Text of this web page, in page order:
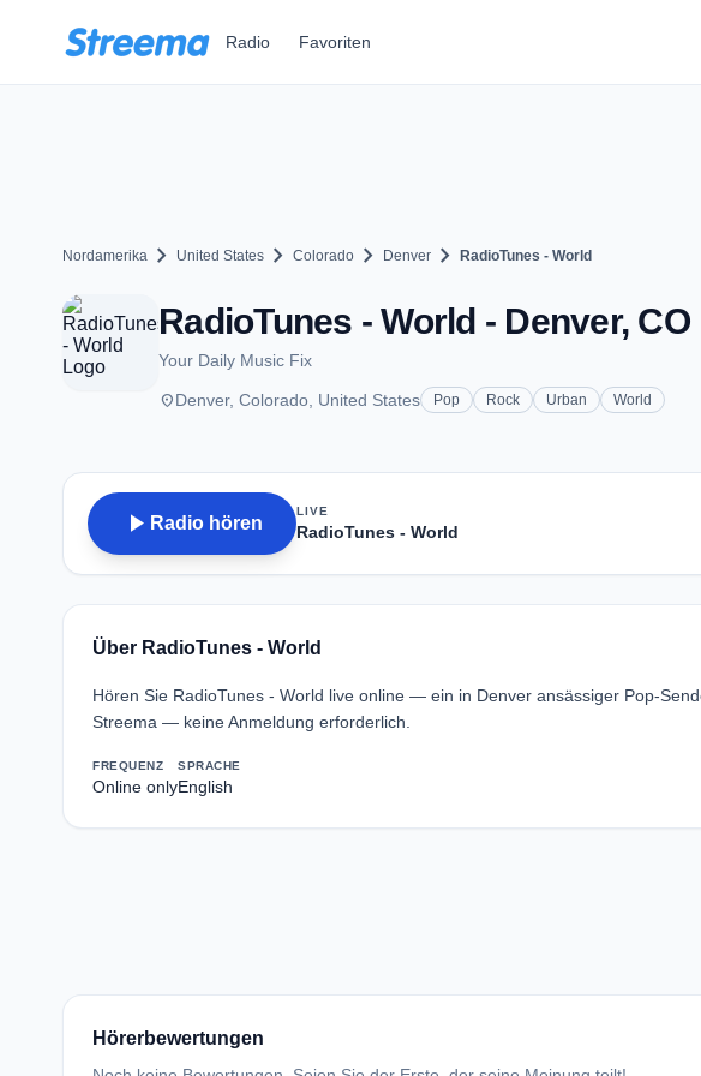
Radio Favoriten
Nordamerika chevron_right United States chevron_right Colorado chevron_right Denver chevron_right RadioTunes - World
RadioTunes - World - Denver, CO
Your Daily Music Fix
placeDenver, Colorado, United States Pop Rock Urban World
play_arrow Radio hören
LIVE
RadioTunes - World
Über RadioTunes - World
Hören Sie RadioTunes - World live online — ein in Denver ansässiger Pop-
Streema — keine Anmeldung erforderlich.
FREQUENZ
Online only
SPRACHE
English
Hörerbewertungen